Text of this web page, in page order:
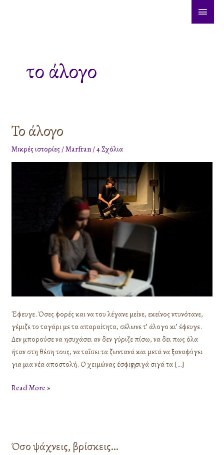
το άλογο
Το άλογο
Μικρές ιστορίες /Marfran/4 Σχόλια
Έφευγε. Όσες φορές και να του λέγανε μείνε, εκείνος ντυνότανε,
γέμιζε το ταγάρι με τα απαραίτητα, σέλωνε τ’ άλογο κι’ έφευγε.
Δεν μπορούσε να ησυχάσει αν δεν γύριζε πίσω, να δει πως όλα
ήταν στη θέση τους, να ταΐσει τα ζωντανά και μετά να ξαναφύγει
για μια νέα αποστολή. Ο χειμώνας έσφιγγε σιγά σιγά τα […]
Το
Read More »
Όσο ψάχνεις, βρίσκεις…